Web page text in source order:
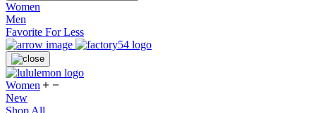
Women
Men
Favorite For Less
Women
New
Shop All